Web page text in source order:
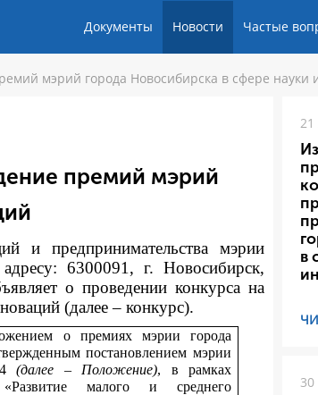
Документы Новости Частые
мэрий города Новосибирска в сфере науки
премий мэрий
и предпринимательства мэрии
6300091, г. Новосибирск,
о проведении конкурса на
(далее – конкурс).
о премиях мэрии города
постановлением мэрии
(далее – Положение), в рамках
малого и среднего
21
в
30